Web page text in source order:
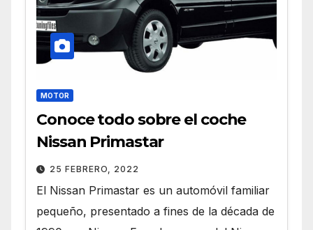
MOTOR
Conoce todo sobre el coche
Nissan Primastar
25 FEBRERO, 2022
El Nissan Primastar es un automóvil familiar
pequeño, presentado a fines de la década de